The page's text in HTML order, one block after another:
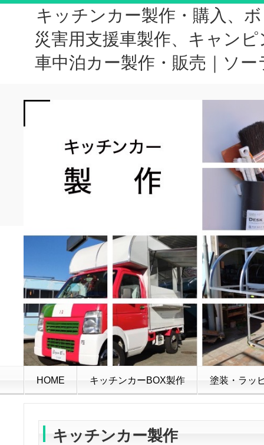
キッチンカー製作・購入、
災害用支援車製作、キャン
車中泊カー製作・販売｜ソ
HOME キッチンカーBOX製作 塗装・ラッ
キッチンカー製作